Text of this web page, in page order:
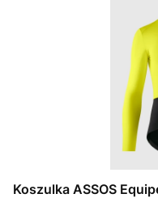
Koszulka ASSOS